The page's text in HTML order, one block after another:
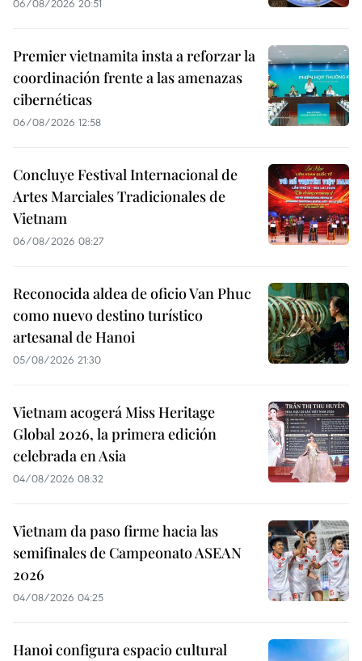
06/08/2026 20:51
Premier vietnamita insta a reforzar la
coordinación frente a las amenazas
cibernéticas
06/08/2026 12:58
Concluye Festival Internacional de
Artes Marciales Tradicionales de
Vietnam
06/08/2026 08:27
Reconocida aldea de oficio Van Phuc
como nuevo destino turístico
artesanal de Hanoi
05/08/2026 21:30
Vietnam acogerá Miss Heritage
Global 2026, la primera edición
celebrada en Asia
04/08/2026 08:32
Vietnam da paso firme hacia las
semifinales de Campeonato ASEAN
2026
04/08/2026 04:25
Hanoi configura espacio cultural